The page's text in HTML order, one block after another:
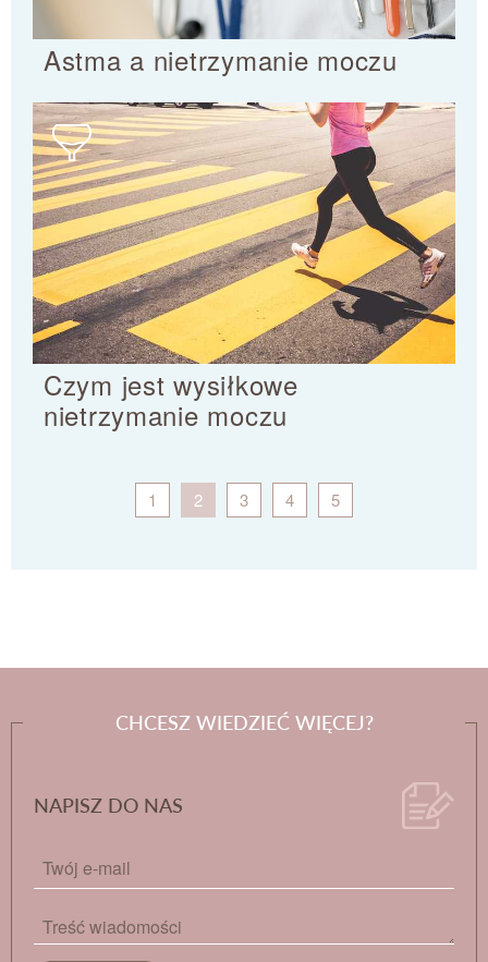
Astma a nietrzymanie moczu
Czym jest wysiłkowe
nietrzymanie moczu
1 2 3 4 5
CHCESZ WIEDZIEĆ WIĘCEJ?
NAPISZ DO NAS